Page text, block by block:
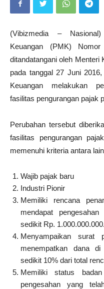
(Vibizmedia –
Keuangan (PMK)
ditandatangani oleh Menteri
pada tanggal 27 Juni
Keuangan melakukan
fasilitas pengurangan pajak
Perubahan tersebut
fasilitas pengurangan
memenuhi kriteria antara
Wajib pajak baru
Industri Pionir
Memiliki rencana
mendapat
sedikit Rp.
Menyampaikan surat
menempatkan dana
sedikit 10% dari total
Memiliki status
pengesahan yang